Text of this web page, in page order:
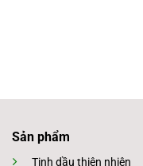
Sản phẩm
Tinh dầu thiên nhiên